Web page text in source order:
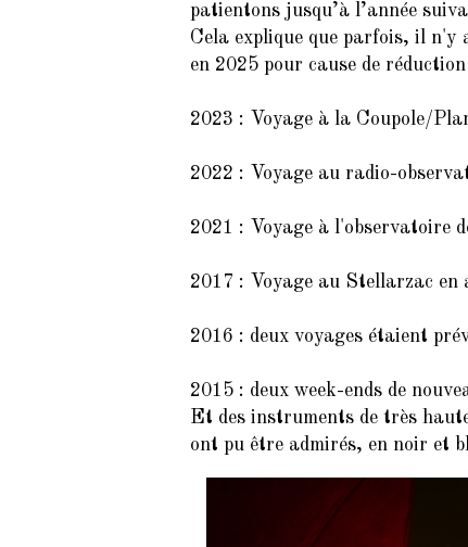
patientons jusqu’à l’année
Cela explique que parfois, il n'y
en 2025 pour cause de
2023 : Voyage à la Coupole/
2022 : Voyage au radio-
2021 : Voyage à l'observatoire
2017 : Voyage au Stellarzac en
2016 : deux voyages étaient
2015 : deux week-ends de
Et des instruments de très
ont pu être admirés, en noir et